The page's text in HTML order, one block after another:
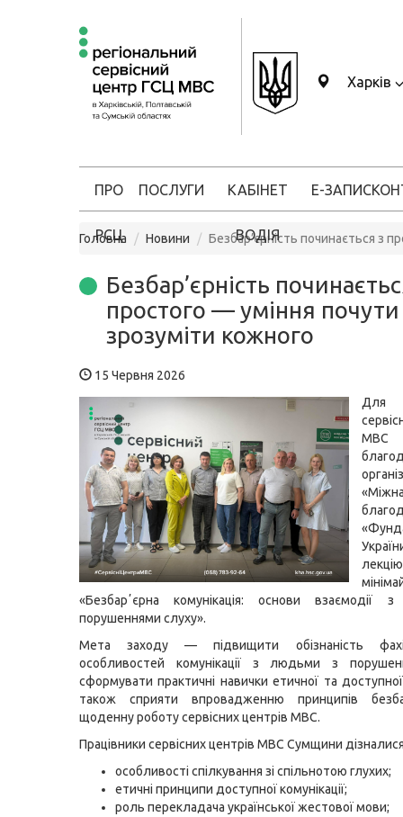
Харків
ПРО
РСЦ
ПОСЛУГИ КАБІНЕТ
ВОДІЯ
Е-ЗАПИС
Головна Новини Безбар’єрність починається з
Безбар’єрність
простого — уміння
зрозуміти кожного
15 Червня 2026
Для
МВС
«Безбарʼєрна комунікація: основи
порушеннями слуху».
Мета заходу — підвищити обізнаність
особливостей комунікації з людьми з
сформувати практичні навички етичної та
також сприяти впровадженню принципів
щоденну роботу сервісних центрів МВС.
Працівники сервісних центрів МВС Сумщини
особливості спілкування зі спільнотою глухих;
етичні принципи доступної комунікації;
роль перекладача української жестової мови;